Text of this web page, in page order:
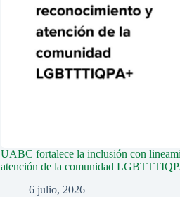
UABC fortalece la inclusión con
atención de la comunidad
6 julio, 2026